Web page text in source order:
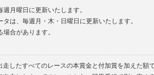
月曜日に更新いたします。
は、毎週月・木・日曜日に更新いたします。
合があります。
したすべてのレースの本賞金と付加賞を加えた額で